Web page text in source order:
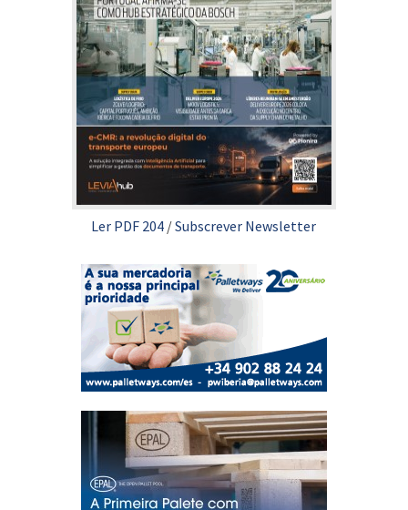
Ler PDF 204 /Subscrever Newsletter